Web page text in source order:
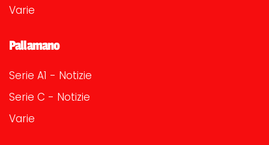
Varie
Pallamano
Serie A1 - Notizie
Serie C - Notizie
Varie